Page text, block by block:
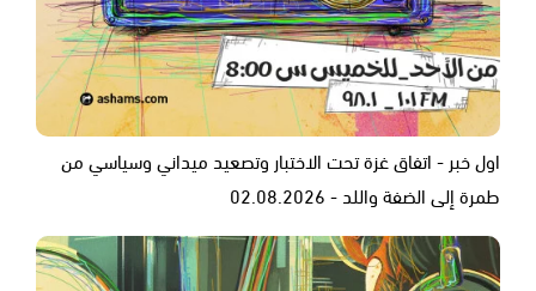
اول خبر - اتفاق غزة تحت الاختبار وتصعيد ميداني وسياسي من
طمرة إلى الضفة واللد - 02.08.2026